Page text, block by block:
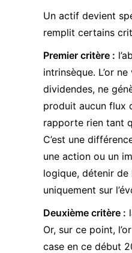
Un actif devient
remplit certains
Premier critère :
intrinsèque. L’or
dividendes, ne
produit aucun flux
rapporte rien tant
C’est une
une action ou un
logique, détenir de
uniquement sur
Deuxième critère :
Or, sur ce point,
case en ce début